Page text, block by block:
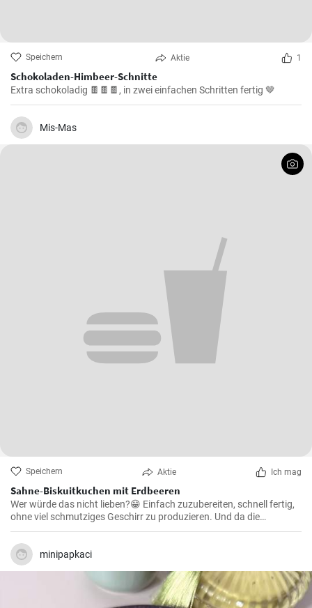
Speichern Aktie 1
Schokoladen-Himbeer-Schnitte
Extra schokoladig 🍫🍫🍫, in zwei einfachen Schritten fertig 🤎
Mis-Mas
Speichern Aktie Ich mag
Sahne-Biskuitkuchen mit Erdbeeren
Wer würde das nicht lieben?😁 Einfach zuzubereiten, schnell fertig,
ohne viel schmutziges Geschirr zu produzieren. Und da die
Erdbeersaison in vollem Gange ist, wird der Kuchen mit Erdbeeren💣
fantastisch sein.
minipapkaci